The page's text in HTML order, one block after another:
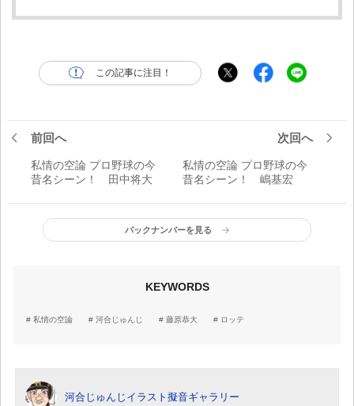
この記事に注目！
前回へ
私情の空論 プロ野球の今
昔名シーン！ 田中将大
次回へ
私情の空論 プロ野球の今
昔名シーン！ 嶋基宏
バックナンバーを見る
KEYWORDS
私情の空論 河合じゅんじ 藤原恭大 ロッテ
河合じゅんじイラスト擬音ギャラリー